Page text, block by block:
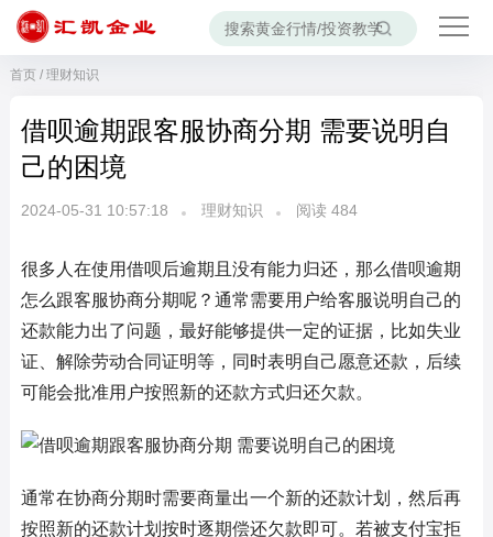
首页/ 理财知识
借呗逾期跟客服协商分期 需要说明自
己的困境
2024-05-31 10:57:18 理财知识 阅读 484
很多人在使用借呗后逾期且没有能力归还，那么借呗逾期
怎么跟客服协商分期呢？通常需要用户给客服说明自己的
还款能力出了问题，最好能够提供一定的证据，比如失业
证、解除劳动合同证明等，同时表明自己愿意还款，后续
可能会批准用户按照新的还款方式归还欠款。
通常在协商分期时需要商量出一个新的还款计划，然后再
按照新的还款计划按时逐期偿还欠款即可。若被支付宝拒